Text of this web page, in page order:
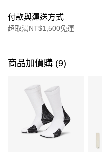
付款與運送方式
超取滿NT$1,500免運
信用卡一次付款
3 期 0 利率 每期
合作金庫商業銀行
華南商業銀行
上海商業儲蓄銀行
Apple Pay
商品加價購 (9)